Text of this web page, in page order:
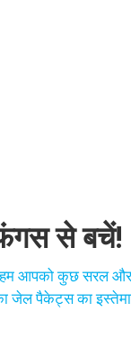
से बचें!
आपको कुछ सरल और
जेल पैकेट्स का